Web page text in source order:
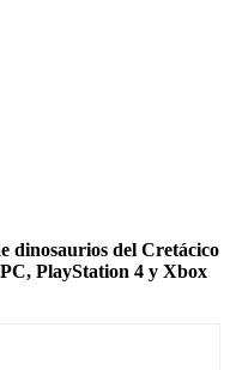
dinosaurios del Cretácico
PC, PlayStation 4 y Xbox